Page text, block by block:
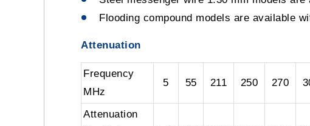
Flooding compound models are available
Attenuation
Frequency
MHz
5 55 211 250 270
Attenuation